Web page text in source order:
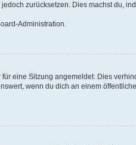
zurücksetzen. Dies machst du,
Administration.
eine Sitzung angemeldet. Dies
wenn du dich an einem